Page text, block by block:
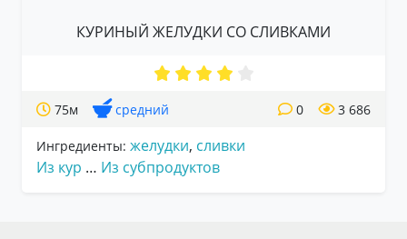
КУРИНЫЙ ЖЕЛУДКИ СО СЛИВКАМИ
75м средний 3 686
0
Ингредиенты: желудки, сливки
Из кур … Из субпродуктов